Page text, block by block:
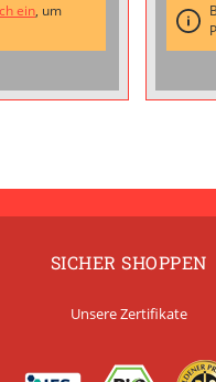
ein, um
SICHER SHOPPEN
Unsere Zertifikate